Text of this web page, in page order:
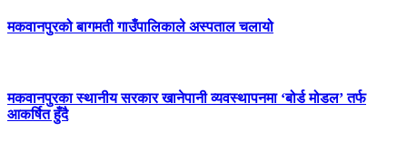
मकवानपुरको बागमती गाउँपालिकाले अस्पताल चलायो
मकवानपुरका स्थानीय सरकार खानेपानी व्यवस्थापनमा ‘बोर्ड मोडल’ तर्फ
आकर्षित हुँदै